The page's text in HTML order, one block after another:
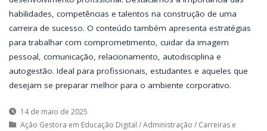
habilidades, competências e talentos na construção de uma
carreira de sucesso. O conteúdo também apresenta estratégias
para trabalhar com comprometimento, cuidar da imagem
pessoal, comunicação, relacionamento, autodisciplina e
autogestão. Ideal para profissionais, estudantes e aqueles que
desejam se preparar melhor para o ambiente corporativo.
14 de maio de 2025
Ação Gestora em Educação Digital /Administração / Carreiras e